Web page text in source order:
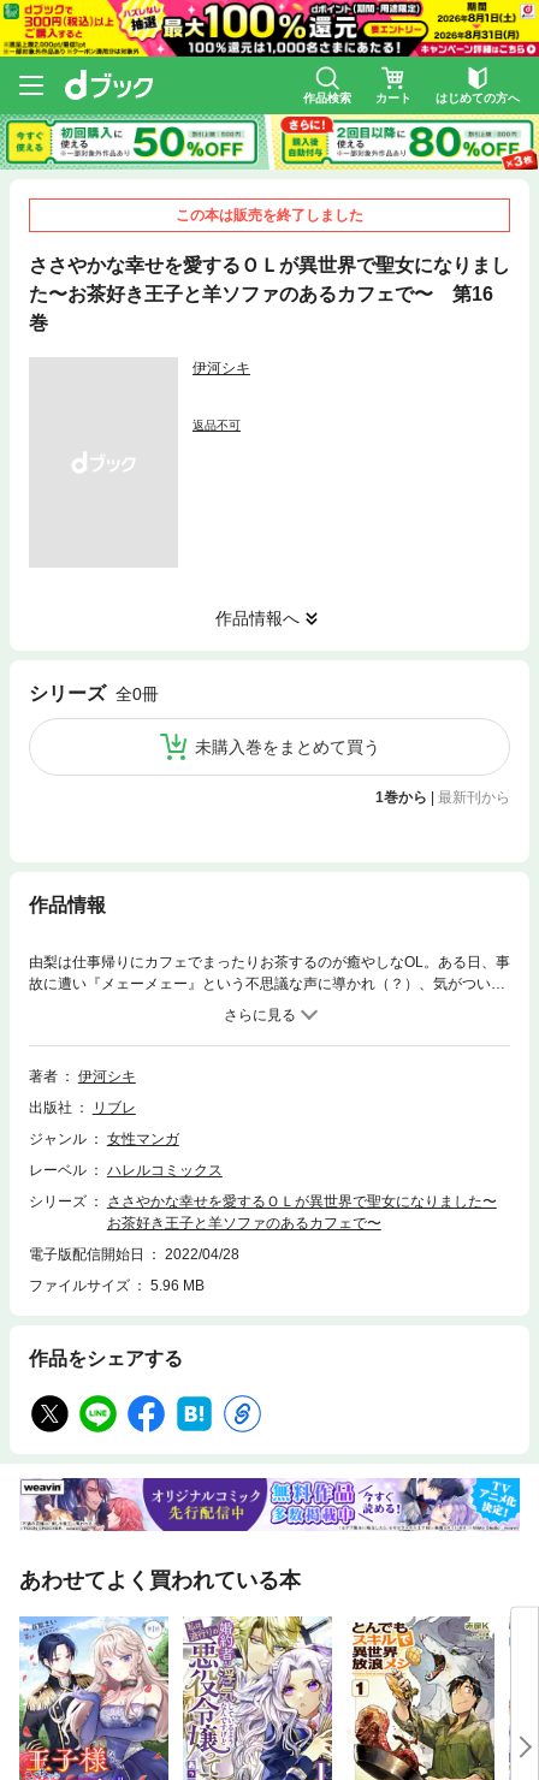
作品検索 カート はじめての方へ
この本は販売を終了しました
ささやかな幸せを愛するＯＬが異世界で聖女になりまし
た〜お茶好き王子と羊ソファのあるカフェで〜 第16
巻
伊河シキ
返品不可
作品情報へ
シリーズ 全0冊
未購入巻をまとめて買う
1巻から 最新刊から
作品情報
由梨は仕事帰りにカフェでまったりお茶するのが癒やしなOL。ある日、事
故に遭い『メェーメェー』という不思議な声に導かれ（？）、気がついた
ら異世界で、イケメン王子が「聖女よ」と微笑みかけていた！ 聞けば元
の世界には帰れないらしく、家族も友だちも仕事も、満期予定の定期預金
もはるか彼方と知った由梨は、がっくりと膝を折る。王子の差し出す紅茶
に、やっとひと息ついた由梨だったが…？
著者
伊河シキ
出版社
リブレ
ジャンル
女性マンガ
レーベル
ハレルコミックス
シリーズ
ささやかな幸せを愛するＯＬが異世界で聖女になりました〜
お茶好き王子と羊ソファのあるカフェで〜
電子版配信開始日
2022/04/28
ファイルサイズ
5.96 MB
作品をシェアする
あわせてよく買われている本